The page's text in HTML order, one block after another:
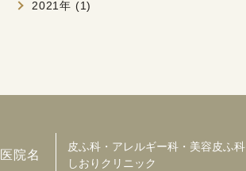
2021年 (1)
医院名
皮ふ科・アレルギー科・美容皮ふ科
しおりクリニック